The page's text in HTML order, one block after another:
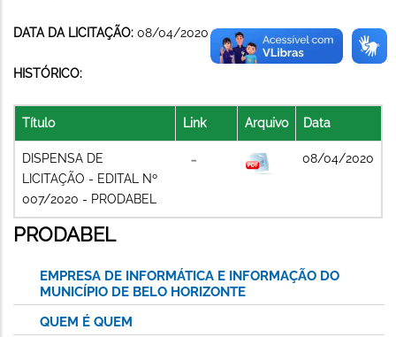
DATA DA LICITAÇÃO: 08/04/2020
HISTÓRICO:
Título Link Arquivo Data
DISPENSA DE
LICITAÇÃO - EDITAL Nº
007/2020 - PRODABEL
08/04/2020
PRODABEL
EMPRESA DE INFORMÁTICA E INFORMAÇÃO DO
MUNICÍPIO DE BELO HORIZONTE
QUEM É QUEM